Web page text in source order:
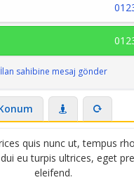
İlan sahibine mesaj gönder
quis nunc ut, tempus
eu turpis ultrices, eget
eleifend.